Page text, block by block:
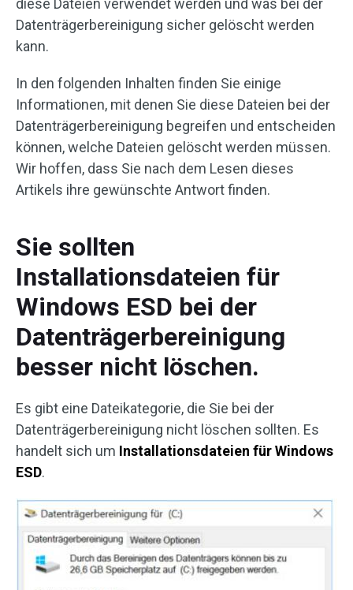
diese Dateien verwendet werden und was bei der
Datenträgerbereinigung sicher gelöscht werden
kann.
In den folgenden Inhalten finden Sie einige
Informationen, mit denen Sie diese Dateien bei der
Datenträgerbereinigung begreifen und entscheiden
können, welche Dateien gelöscht werden müssen.
Wir hoffen, dass Sie nach dem Lesen dieses
Artikels ihre gewünschte Antwort finden.
Sie sollten
Installationsdateien für
Windows ESD bei der
Datenträgerbereinigung
besser nicht löschen.
Es gibt eine Dateikategorie, die Sie bei der
Datenträgerbereinigung nicht löschen sollten. Es
handelt sich um Installationsdateien für Windows
ESD.